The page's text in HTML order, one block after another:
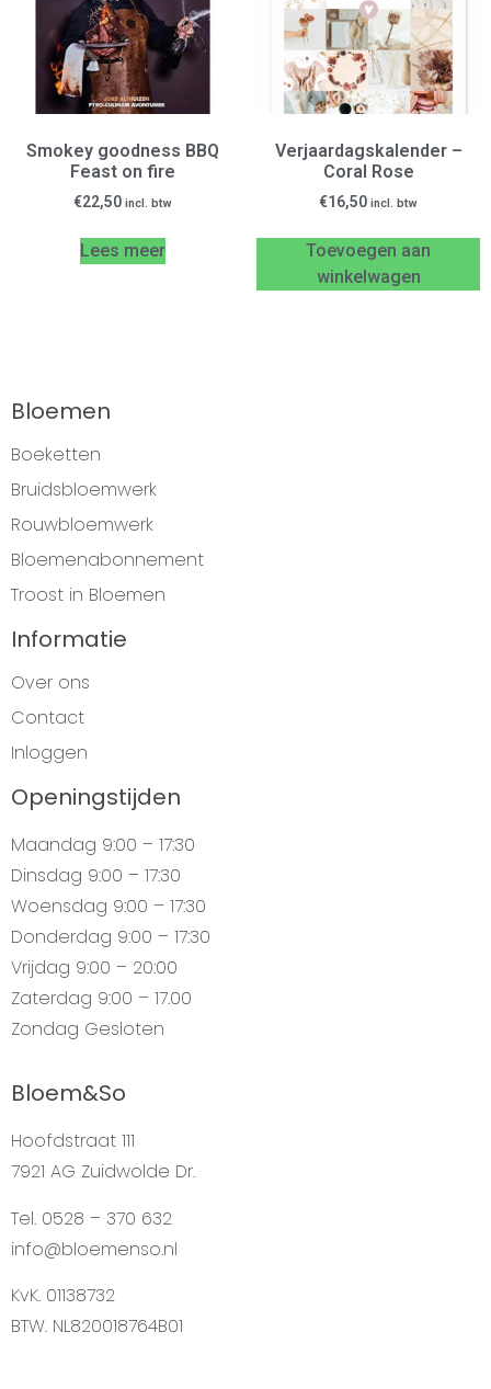
Smokey goodness BBQ
Feast on fire
€22,50 incl. btw
Lees meer
Verjaardagskalender –
Coral Rose
€16,50 incl. btw
Toevoegen aan
winkelwagen
Bloemen
Boeketten
Bruidsbloemwerk
Rouwbloemwerk
Bloemenabonnement
Troost in Bloemen
Informatie
Over ons
Contact
Inloggen
Openingstijden
Maandag 9:00 – 17:30
Dinsdag 9:00 – 17:30
Woensdag 9:00 – 17:30
Donderdag 9:00 – 17:30
Vrijdag 9:00 – 20:00
Zaterdag 9:00 – 17.00
Zondag Gesloten
Bloem&So
Hoofdstraat 111
7921 AG Zuidwolde Dr.
Tel. 0528 – 370 632
info@bloemenso.nl
KvK. 01138732
BTW. NL820018764B01